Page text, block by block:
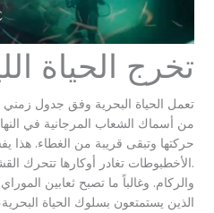
تخرج الحياة
تعمل الحياة البحرية وفق جدول زمني
من أسماك الشعاب المرجانية في النهار
حركتها وتبقى قريبة من الغطاء. هذا يفسح
.الأخطبوطات تغادر أوكارها تتحرك
والركام. وغالباً ما تصبح ثعابين الموراي
الذين يستمتعون بسلوك الحياة